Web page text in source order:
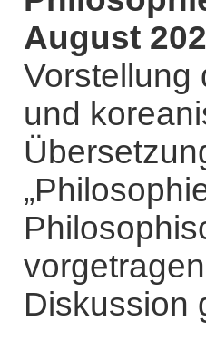
August
Vorstellung
und
Diskussion